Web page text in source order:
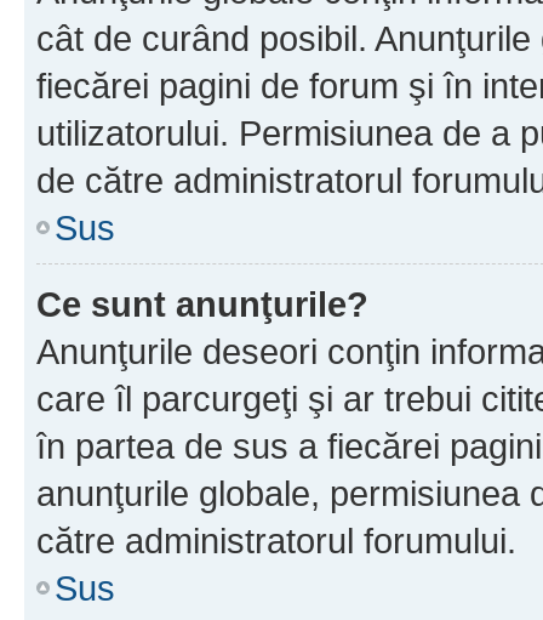
cât de curând posibil.
fiecărei pagini de forum şi în
utilizatorului. Permisiunea de a
de către administratorul
Sus
Ce sunt anunţurile?
Anunţurile deseori conţin
care îl parcurgeţi şi ar trebui
în partea de sus a fiecărei
anunţurile globale, permisiunea
către administratorul forumului.
Sus